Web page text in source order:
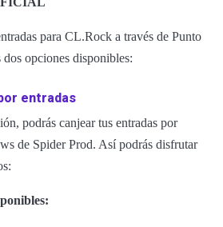
para CL.Rock a través de Punto
opciones disponibles:
entradas
podrás canjear tus entradas por
de Spider Prod. Así podrás disfrutar